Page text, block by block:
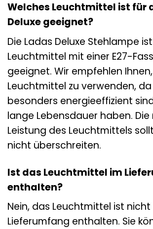
Welches Leuchtmittel ist für
Deluxe geeignet?
Die Ladas Deluxe Stehlampe
Leuchtmittel mit einer E27-
geeignet. Wir empfehlen Ihnen,
Leuchtmittel zu verwenden,
besonders energieeffizient
lange Lebensdauer haben.
Leistung des Leuchtmittels
nicht überschreiten.
Ist das Leuchtmittel im
enthalten?
Nein, das Leuchtmittel ist nicht
Lieferumfang enthalten. Sie